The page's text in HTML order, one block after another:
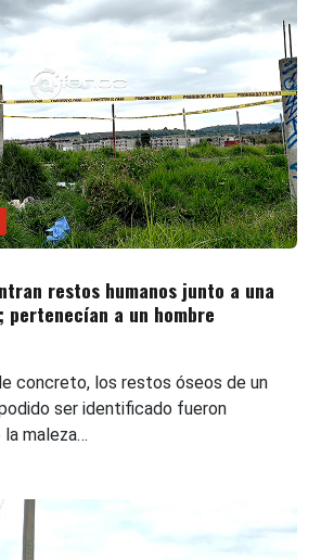
restos humanos junto a una
a un hombre
concreto, los restos óseos de un
ser identificado fueron
maleza…